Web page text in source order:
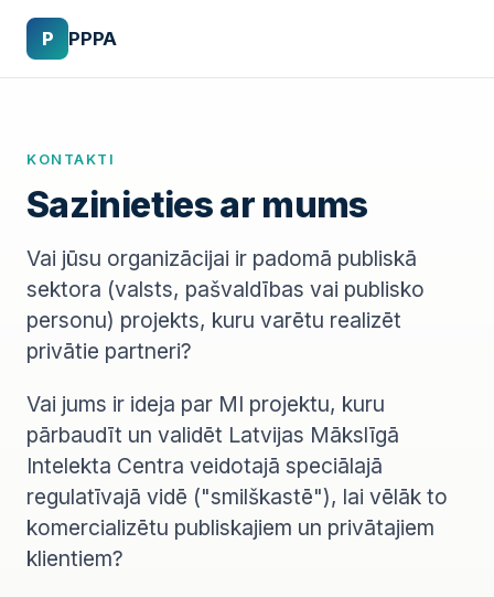
P PPPA
KONTAKTI
Sazinieties ar mums
Vai jūsu organizācijai ir padomā publiskā
sektora (valsts, pašvaldības vai publisko
personu) projekts, kuru varētu realizēt
privātie partneri?
Vai jums ir ideja par MI projektu, kuru
pārbaudīt un validēt Latvijas Mākslīgā
Intelekta Centra veidotajā speciālajā
regulatīvajā vidē ("smilškastē"), lai vēlāk to
komercializētu publiskajiem un privātajiem
klientiem?